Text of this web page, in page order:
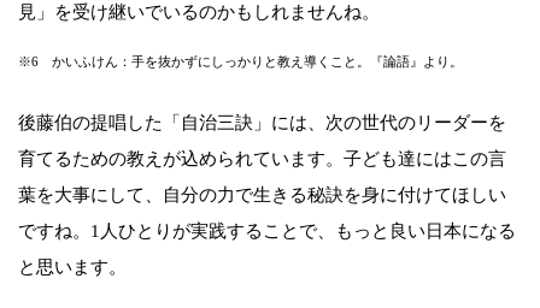
見」を受け継いでいるのかもしれませんね。
※6 かいふけん：手を抜かずにしっかりと教え導くこと。『論語』より。
後藤伯の提唱した「自治三訣」には、次の世代のリーダーを
育てるための教えが込められています。子ども達にはこの言
葉を大事にして、自分の力で生きる秘訣を身に付けてほしい
ですね。1人ひとりが実践することで、もっと良い日本になる
と思います。